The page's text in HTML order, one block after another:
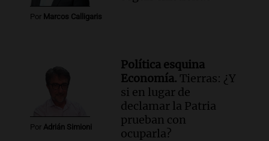
Por Marcos Calligaris
Por Adrián Simioni
Política esquina
Economía. Tierras: ¿Y
si en lugar de
declamar la Patria
prueban con
ocuparla?